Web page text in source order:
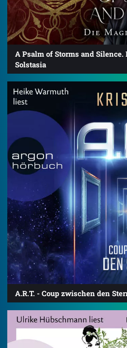
A Psalm of Storms and Silence.
Solstasia
A.R.T. - Coup zwischen den